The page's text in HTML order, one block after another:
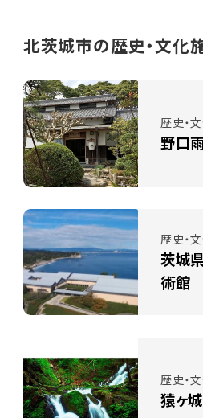
北茨城市の歴史・文化
歴史・
野口
歴史・
茨城
術館
歴史・
猿ヶ